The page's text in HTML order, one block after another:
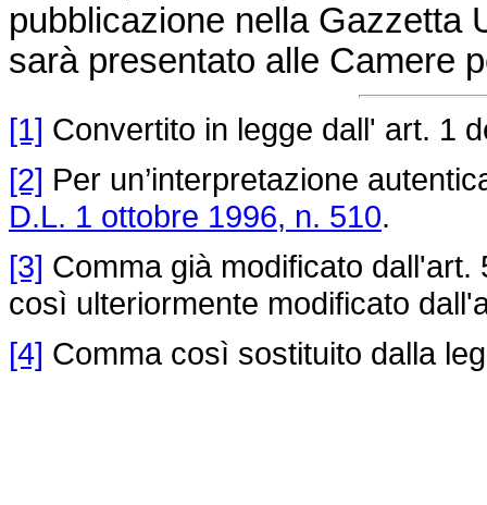
pubblicazione nella Gazzetta
sarà presentato alle Camere
[1] Convertito in legge dall' art. 1
[2] Per un’interpretazione
D.L. 1 ottobre 1996, n. 510.
[3] Comma già modificato
così ulteriormente modificato
[4] Comma così sostituito dalla